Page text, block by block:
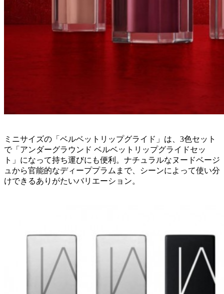
ミニサイズの「ベルベットリップグライド」は、3色セット
で「アンダーグラウンド ベルベットリップグライドセッ
ト」になって持ち運びにも便利。ナチュラルなヌードベージ
ュから官能的なディーププラムまで、シーンによって使い分
けできるありがたいバリエーション。